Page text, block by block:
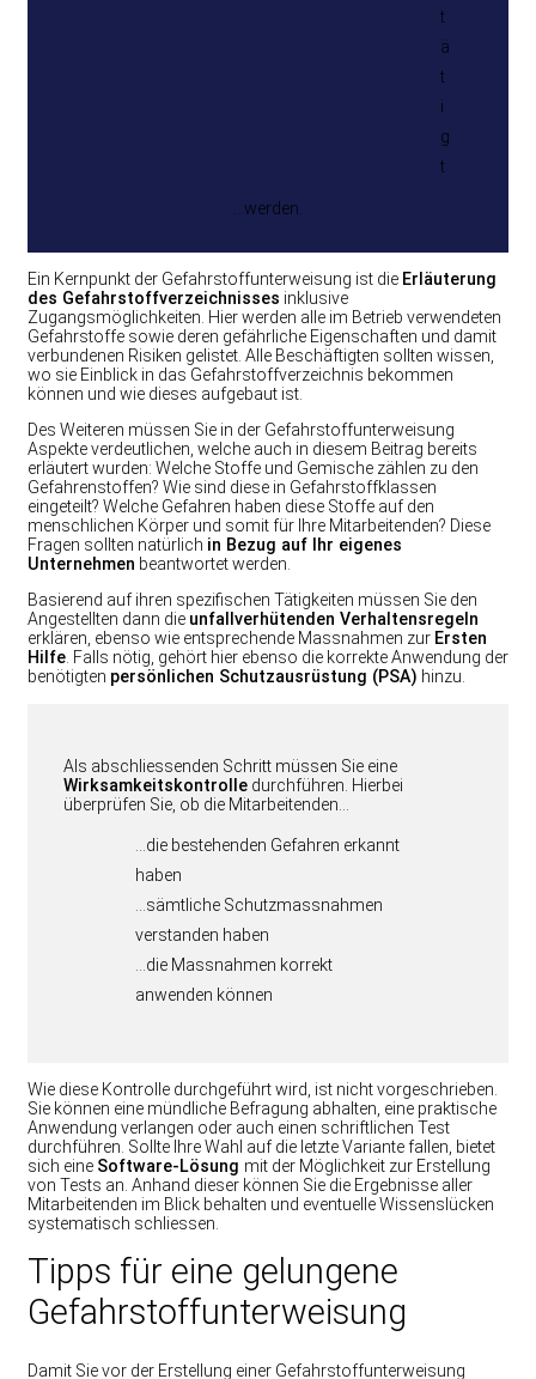
t
ä
t
i
g
t
…werden.
Ein Kernpunkt der Gefahrstoffunterweisung ist die Erläuterung
des Gefahrstoffverzeichnisses inklusive
Zugangsmöglichkeiten. Hier werden alle im Betrieb verwendeten
Gefahrstoffe sowie deren gefährliche Eigenschaften und damit
verbundenen Risiken gelistet. Alle Beschäftigten sollten wissen,
wo sie Einblick in das Gefahrstoffverzeichnis bekommen
können und wie dieses aufgebaut ist.
Des Weiteren müssen Sie in der Gefahrstoffunterweisung
Aspekte verdeutlichen, welche auch in diesem Beitrag bereits
erläutert wurden: Welche Stoffe und Gemische zählen zu den
Gefahrenstoffen? Wie sind diese in Gefahrstoffklassen
eingeteilt? Welche Gefahren haben diese Stoffe auf den
menschlichen Körper und somit für Ihre Mitarbeitenden? Diese
Fragen sollten natürlich in Bezug auf Ihr eigenes
Unternehmen beantwortet werden.
Basierend auf ihren spezifischen Tätigkeiten müssen Sie den
Angestellten dann die unfallverhütenden Verhaltensregeln
erklären, ebenso wie entsprechende Massnahmen zur Ersten
Hilfe. Falls nötig, gehört hier ebenso die korrekte Anwendung der
benötigten persönlichen Schutzausrüstung (PSA) hinzu.
Als abschliessenden Schritt müssen Sie eine
Wirksamkeitskontrolle durchführen. Hierbei
überprüfen Sie, ob die Mitarbeitenden…
…die bestehenden Gefahren erkannt
haben
…sämtliche Schutzmassnahmen
verstanden haben
…die Massnahmen korrekt
anwenden können
Wie diese Kontrolle durchgeführt wird, ist nicht vorgeschrieben.
Sie können eine mündliche Befragung abhalten, eine praktische
Anwendung verlangen oder auch einen schriftlichen Test
durchführen. Sollte Ihre Wahl auf die letzte Variante fallen, bietet
sich eine Software-Lösung mit der Möglichkeit zur Erstellung
von Tests an. Anhand dieser können Sie die Ergebnisse aller
Mitarbeitenden im Blick behalten und eventuelle Wissenslücken
systematisch schliessen.
Tipps für eine gelungene
Gefahrstoffunterweisung
Damit Sie vor der Erstellung einer Gefahrstoffunterweisung